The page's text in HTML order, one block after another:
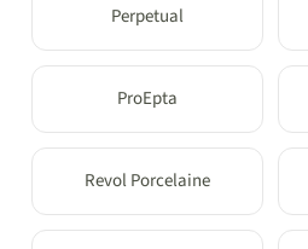
Perpetual
ProEpta
Revol Porcelaine